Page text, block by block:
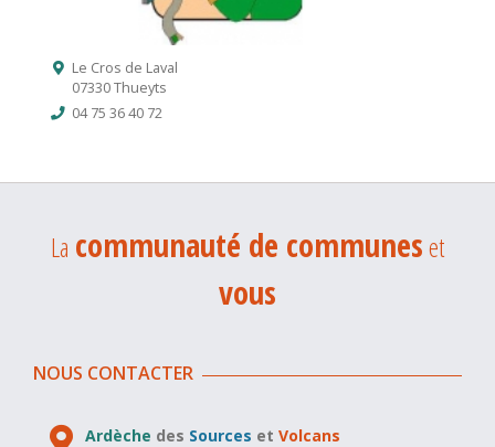
Le Cros de Laval
07330 Thueyts
04 75 36 40 72
La communauté de communeset
vous
NOUS CONTACTER
Ardèche des Sources etVolcans